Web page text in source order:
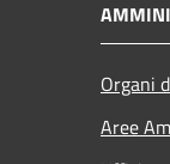
Organi
Aree